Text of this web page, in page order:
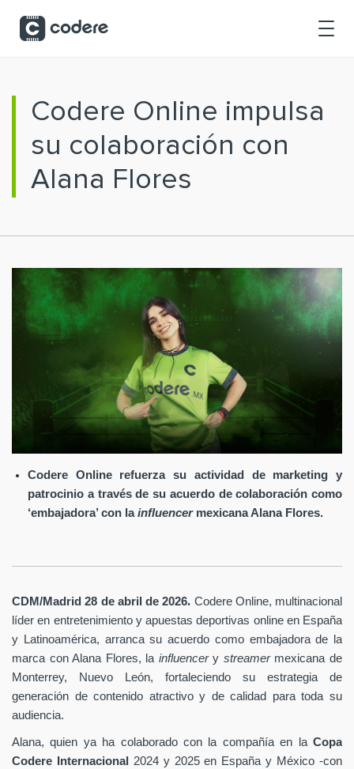
Codere Online impulsa
su colaboración con
Alana Flores
Codere Online refuerza su actividad de marketing y
patrocinio a través de su acuerdo de colaboración como
‘embajadora’ con lainfluencermexicana Alana Flores.
CDM/Madrid 28 de abril de 2026. Codere Online, multinacional
líder en entretenimiento y apuestas deportivas online en España
y Latinoamérica, arranca su acuerdo como embajadora de la
marca con Alana Flores, la influencery streamer mexicana de
Monterrey, Nuevo León, fortaleciendo su estrategia de
generación de contenido atractivo y de calidad para toda su
audiencia.
Alana, quien ya ha colaborado con la compañía en la Copa
Codere Internacional 2024 y 2025 en España y México -con